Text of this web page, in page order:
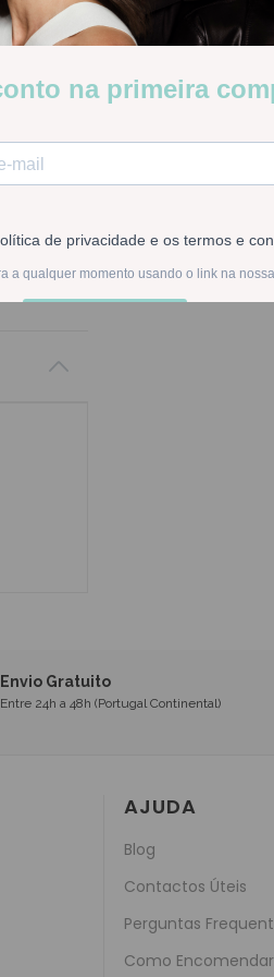
+
Na
Envio Gratuito
Entre 24h a 48h (Portugal Continental)
AJUDA
Blog
Contactos Úteis
Perguntas
Como Encomendar